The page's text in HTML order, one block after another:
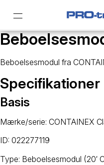
Beboelsesmodul fra
Specifikationer
Basis
Mærke/serie: CONTAINEX
ID: 022277119
Type: Beboelsesmodul (20′